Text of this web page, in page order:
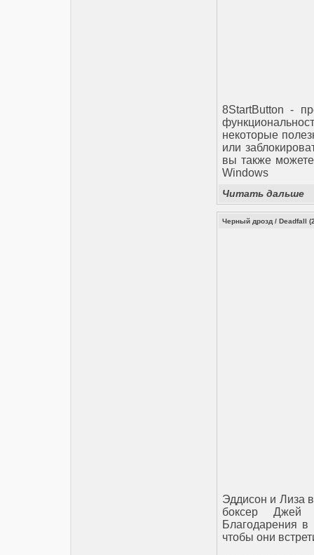
8StartButton -
некоторые
или
вы также можете
Windows
Читать дальше
Черный дрозд / Deadfall
Эддисон и Лиза
боксер Джей
Благодарения в
чтобы они